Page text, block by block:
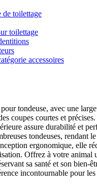
de toilettage
toilettage
accessoires
tondeuse, avec une
coupes courtes et
assure durabilité et
tondeuses, rendant
ergonomique, elle
Offrez à votre animal
sa santé et son bien-
incontournable pour